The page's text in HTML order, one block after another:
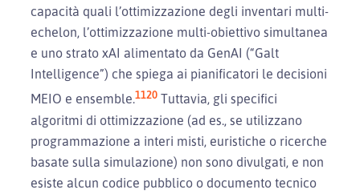
capacità quali l’ottimizzazione degli inventari multi-
echelon, l’ottimizzazione multi-obiettivo simultanea
e uno strato xAI alimentato da GenAI (“Galt
Intelligence”) che spiega ai pianificatori le decisioni
MEIO e ensemble.1120 Tuttavia, gli specifici
algoritmi di ottimizzazione (ad es., se utilizzano
programmazione a interi misti, euristiche o ricerche
basate sulla simulazione) non sono divulgati, e non
esiste alcun codice pubblico o documento tecnico